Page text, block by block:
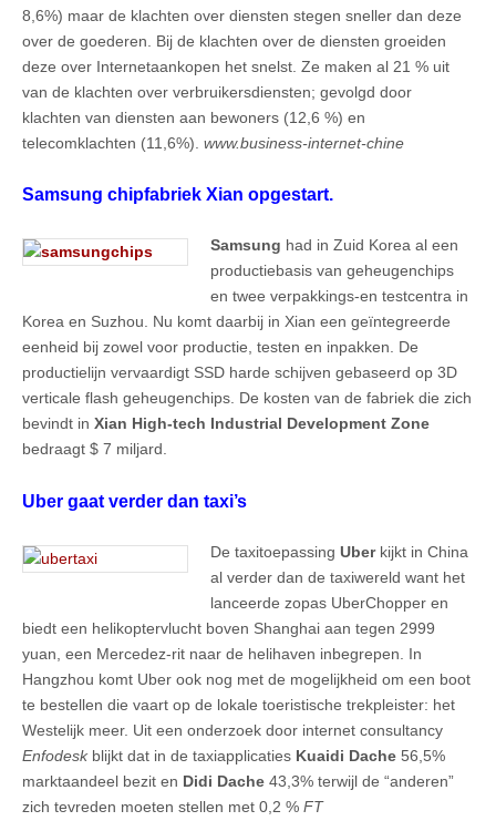
8,6%) maar de klachten over diensten stegen sneller dan deze
over de goederen. Bij de klachten over de diensten groeiden
deze over Internetaankopen het snelst. Ze maken al 21 % uit
van de klachten over verbruikersdiensten; gevolgd door
klachten van diensten aan bewoners (12,6 %) en
telecomklachten (11,6%). www.business-internet-chine
Samsung chipfabriek Xian opgestart.
Samsung had in Zuid Korea al een
productiebasis van geheugenchips
en twee verpakkings-en testcentra in
Korea en Suzhou. Nu komt daarbij in Xian een geïntegreerde
eenheid bij zowel voor productie, testen en inpakken. De
productielijn vervaardigt SSD harde schijven gebaseerd op 3D
verticale flash geheugenchips. De kosten van de fabriek die zich
bevindt in Xian High-tech Industrial Development Zone
bedraagt $ 7 miljard.
Uber gaat verder dan taxi’s
De taxitoepassing Uberkijkt in China
al verder dan de taxiwereld want het
lanceerde zopas UberChopper en
biedt een helikoptervlucht boven Shanghai aan tegen 2999
yuan, een Mercedez-rit naar de helihaven inbegrepen. In
Hangzhou komt Uber ook nog met de mogelijkheid om een boot
te bestellen die vaart op de lokale toeristische trekpleister: het
Westelijk meer. Uit een onderzoek door internet consultancy
Enfodeskblijkt dat in de taxiapplicaties Kuaidi Dache 56,5%
marktaandeel bezit en Didi Dache 43,3% terwijl de “anderen”
zich tevreden moeten stellen met 0,2 % FT